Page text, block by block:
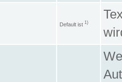
Default ist 1)